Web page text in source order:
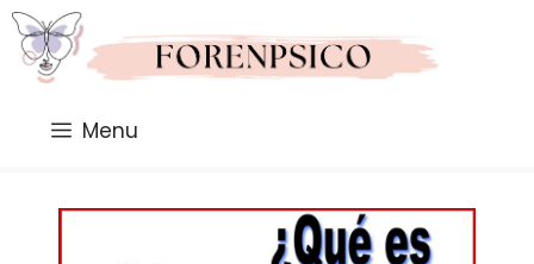
Saltar
al
contenido
Menu